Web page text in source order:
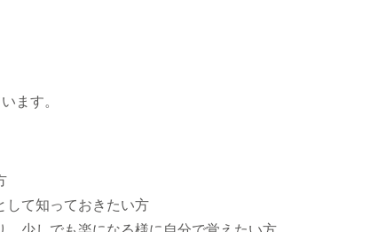
ます。
して知っておきたい方